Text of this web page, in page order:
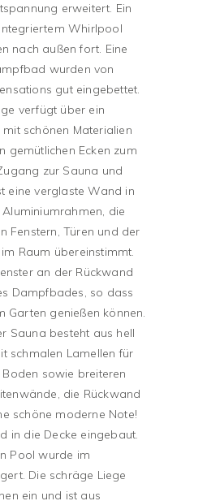
erweitert. Ein
Whirlpool
nach außen fort. Eine
wurden von
gut eingebettet.
verfügt über ein
schönen Materialien
gemütlichen Ecken zum
zur Sauna und
eine verglaste Wand in
die
Fenstern, Türen und der
Raum übereinstimmt.
an der Rückwand
Dampfbades, so dass
Garten genießen können.
Sauna besteht aus hell
schmalen Lamellen für
sowie breiteren
die Rückwand
schöne moderne Note!
in die Decke eingebaut.
Pool wurde im
Die schräge Liege
ein und ist aus